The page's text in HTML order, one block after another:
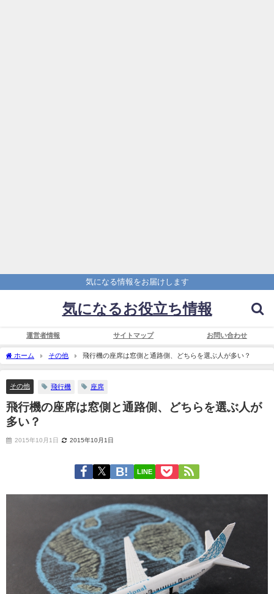
気になる情報をお届けします
気になるお役立ち情報
運営者情報 サイトマップ お問い合わせ
ホーム その他 飛行機の座席は窓側と通路側、どちらを選ぶ人が多い？
その他 飛行機 座席
飛行機の座席は窓側と通路側、どちらを選ぶ人が
多い？
2015年10月1日 2015年10月1日
LINE